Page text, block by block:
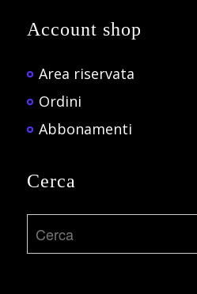
Account shop
Area riservata
Ordini
Abbonamenti
Cerca